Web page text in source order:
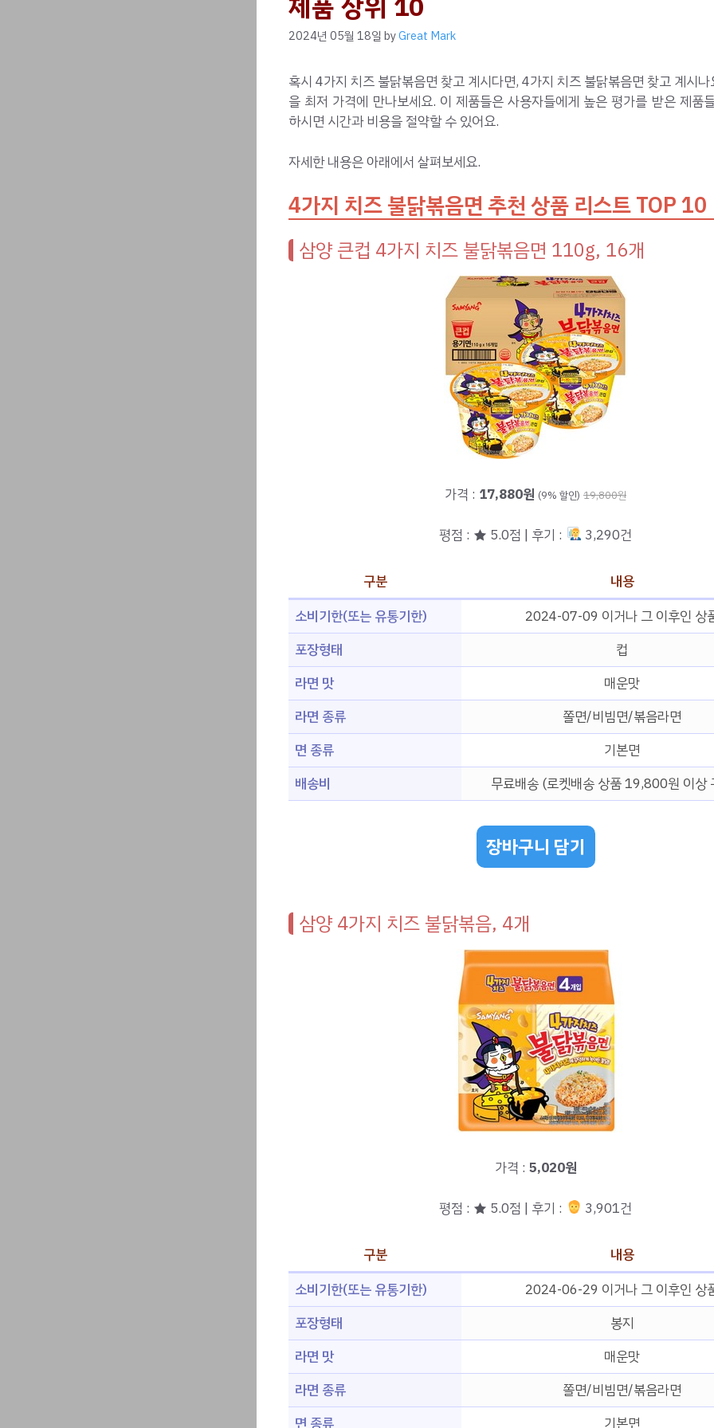
2024년 05월 18일 byGreat Mark
혹시 4가지 치즈 불닭볶음면 찾고 계시다면, 4가지 치즈 불닭볶음면 찾고 계시
을 최저 가격에 만나보세요. 이 제품들은 사용자들에게 높은 평가를 받은 제품
하시면 시간과 비용을 절약할 수 있어요.
자세한 내용은 아래에서 살펴보세요.
4가지 치즈 불닭볶음면 추천 상품 리스트 TOP 10
삼양 큰컵 4가지 치즈 불닭볶음면 110g, 16개
가격 : 17,880원 (9% 할인) 19,800원
평점 : ★ 5.0점 | 후기 : 3,290건
구분
내용
소비기한(또는 유통기한)
2024-07-09 이거나 그 이후인 상
포장형태
컵
라면 맛
매운맛
라면 종류
쫄면/비빔면/볶음라면
면 종류
기본면
배송비
무료배송 (로켓배송 상품 19,800원 이상
장바구니 담기
삼양 4가지 치즈 불닭볶음, 4개
가격 : 5,020원
평점 : ★ 5.0점 | 후기 : 3,901건
구분
내용
소비기한(또는 유통기한)
2024-06-29 이거나 그 이후인 상
포장형태
봉지
라면 맛
매운맛
라면 종류
쫄면/비빔면/볶음라면
면 종류
기본면